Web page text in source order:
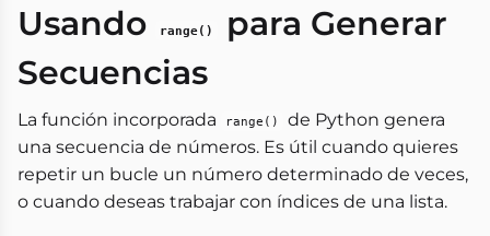
Usando range()
para Generar
Secuencias
La función incorporada range()
de Python genera
una secuencia de números. Es útil cuando quieres
repetir un bucle un número determinado de veces,
o cuando deseas trabajar con índices de una lista.